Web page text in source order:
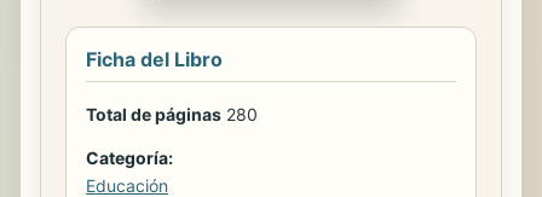
Ficha del Libro
Total de páginas 280
Categoría:
Educación